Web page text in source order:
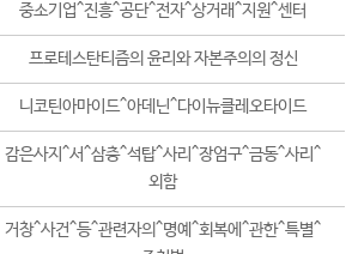
중소기업^진흥^공단^전자^상거래^지원^센터
프로테스탄티즘의 윤리와 자본주의의 정신
니코틴아마이드^아데닌^다이뉴클레오타이드
감은사지^서^삼층^석탑^사리^장엄구^금동^사리^
외함
거창^사건^등^관련자의^명예^회복에^관한^특별^